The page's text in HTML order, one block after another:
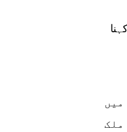
میں
ملک